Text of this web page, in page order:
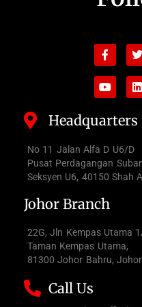
f
Youtube
Headquarters
No 11 Jalan Alfa D U6/D
Pusat Perdagangan
Seksyen U6, 40150 Shah
Johor Branch
22G, Jln Kempas Utama
Taman Kempas Utama,
81300 Johor Bahru, Johor
Call Us